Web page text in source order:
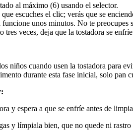
al máximo (6) usando el selector.
escuches el clic; verás que se
unos minutos. No te
tres veces, deja que la tostadora se
niños cuando usen la tostadora para
durante esta fase inicial, solo pan
y espera a que se enfríe antes de
y límpiala bien, que no quede ni rastro